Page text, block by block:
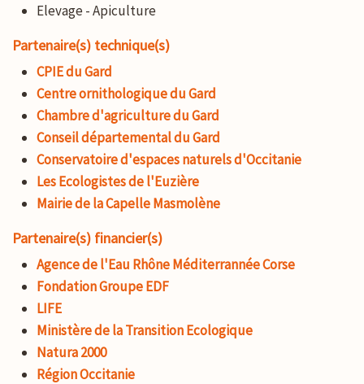
Elevage - Apiculture
Partenaire(s) technique(s)
CPIE du Gard
Centre ornithologique du Gard
Chambre d'agriculture du Gard
Conseil départemental du Gard
Conservatoire d'espaces naturels d'Occitanie
Les Ecologistes de l'Euzière
Mairie de la Capelle Masmolène
Partenaire(s) financier(s)
Agence de l'Eau Rhône Méditerrannée Corse
Fondation Groupe EDF
LIFE
Ministère de la Transition Ecologique
Natura 2000
Région Occitanie